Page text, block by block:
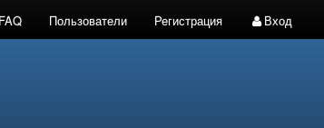
FAQ Пользователи Регистрация Вход